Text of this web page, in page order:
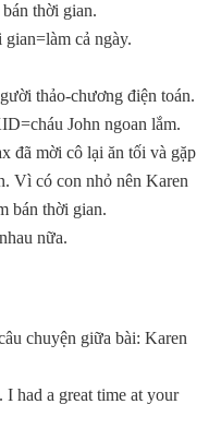
thời gian.
cả ngày.
thảo-chương điện toán.
John ngoan lắm.
đã mời cô lại ăn tối và gặp
Vì có con nhỏ nên Karen
bán thời gian.
nữa.
chuyện giữa bài: Karen
had a great time at your